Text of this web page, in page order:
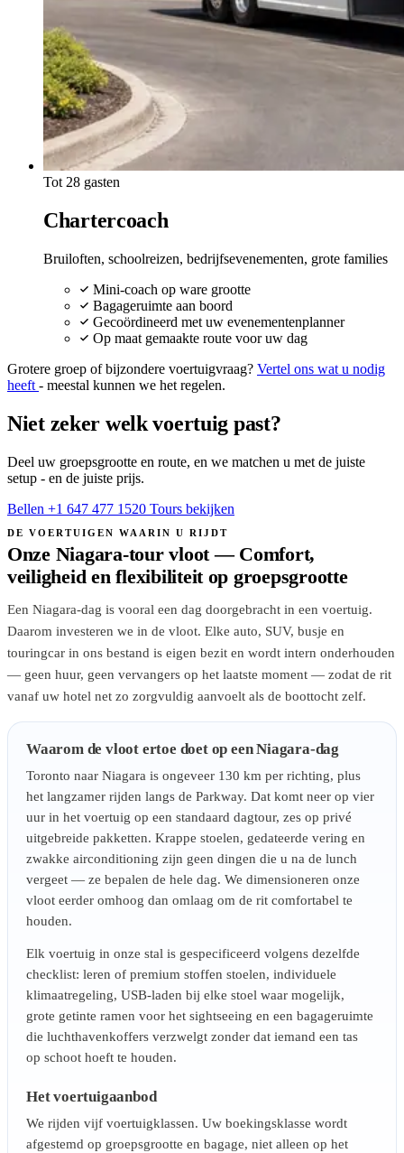
Tot 28 gasten
Chartercoach
Bruiloften, schoolreizen, bedrijfsevenementen, grote families
Mini-coach op ware grootte
Bagageruimte aan boord
Gecoördineerd met uw evenementenplanner
Op maat gemaakte route voor uw dag
Grotere groep of bijzondere voertuigvraag? Vertel ons wat u nodig
heeft - meestal kunnen we het regelen.
Niet zeker welk voertuig past?
Deel uw groepsgrootte en route, en we matchen u met de juiste
setup - en de juiste prijs.
Bellen +1 647 477 1520 Tours bekijken
DE VOERTUIGEN WAARIN U RIJDT
Onze Niagara-tour vloot — Comfort,
veiligheid en flexibiliteit op groepsgrootte
Een Niagara-dag is vooral een dag doorgebracht in een voertuig.
Daarom investeren we in de vloot. Elke auto, SUV, busje en
touringcar in ons bestand is eigen bezit en wordt intern onderhouden
— geen huur, geen vervangers op het laatste moment — zodat de rit
vanaf uw hotel net zo zorgvuldig aanvoelt als de boottocht zelf.
Waarom de vloot ertoe doet op een Niagara-dag
Toronto naar Niagara is ongeveer 130 km per richting, plus
het langzamer rijden langs de Parkway. Dat komt neer op vier
uur in het voertuig op een standaard dagtour, zes op privé
uitgebreide pakketten. Krappe stoelen, gedateerde vering en
zwakke airconditioning zijn geen dingen die u na de lunch
vergeet — ze bepalen de hele dag. We dimensioneren onze
vloot eerder omhoog dan omlaag om de rit comfortabel te
houden.
Elk voertuig in onze stal is gespecificeerd volgens dezelfde
checklist: leren of premium stoffen stoelen, individuele
klimaatregeling, USB-laden bij elke stoel waar mogelijk,
grote getinte ramen voor het sightseeing en een bagageruimte
die luchthavenkoffers verzwelgt zonder dat iemand een tas
op schoot hoeft te houden.
Het voertuigaanbod
We rijden vijf voertuigklassen. Uw boekingsklasse wordt
afgestemd op groepsgrootte en bagage, niet alleen op het